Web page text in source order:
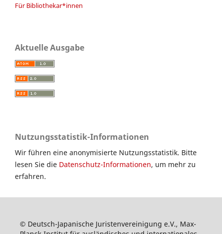
Für Bibliothekar*innen
Aktuelle Ausgabe
Nutzungsstatistik-Informationen
Wir führen eine anonymisierte Nutzungsstatistik. Bitte
lesen Sie die Datenschutz-Informationen, um mehr zu
erfahren.
© Deutsch-Japanische Juristenvereinigung e.V., Max-